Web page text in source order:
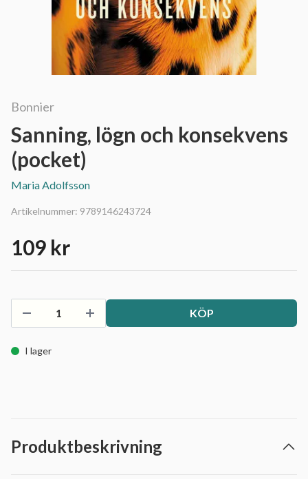
Bonnier
Sanning, lögn och konsekvens
(pocket)
Maria Adolfsson
Artikelnummer: 9789146243724
109 kr
KÖP
I lager
Produktbeskrivning